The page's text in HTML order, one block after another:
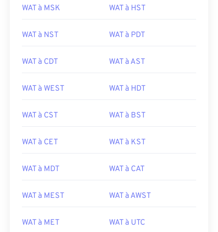
WAT à MSK WAT à HST
WAT à NST WAT à PDT
WAT à CDT WAT à AST
WAT à WEST WAT à HDT
WAT à CST WAT à BST
WAT à CET WAT à KST
WAT à MDT WAT à CAT
WAT à MEST WAT à AWST
WAT à MET WAT à UTC